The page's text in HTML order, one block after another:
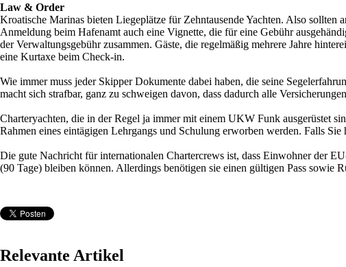
Law & Order
Kroatische Marinas bieten Liegeplätze für Zehntausende Yachten. Also sollten
Anmeldung beim Hafenamt auch eine Vignette, die für eine Gebühr
der Verwaltungsgebühr zusammen. Gäste, die regelmäßig mehrere Jahre
eine Kurtaxe beim Check-in.
Wie immer muss jeder Skipper Dokumente dabei haben, die seine
macht sich strafbar, ganz zu schweigen davon, dass dadurch alle
Charteryachten, die in der Regel ja immer mit einem UKW Funk ausgerüstet
Rahmen eines eintägigen Lehrgangs und Schulung erworben werden. Falls
Die gute Nachricht für internationalen Chartercrews ist, dass Einwohner der
(90 Tage) bleiben können. Allerdings benötigen sie einen gültigen Pass sowie
Relevante Artikel